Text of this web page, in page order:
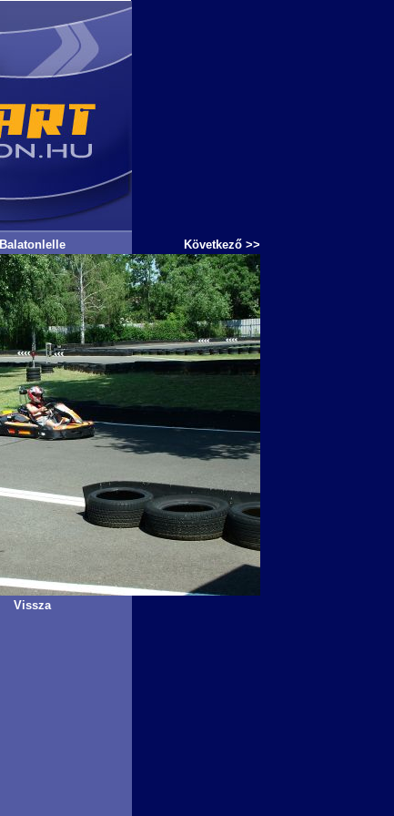
Balatonlelle Következő >>
Vissza